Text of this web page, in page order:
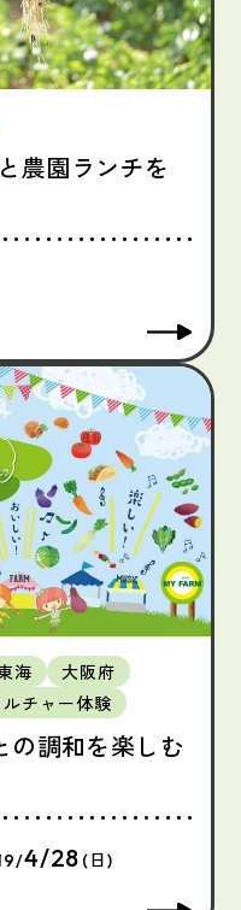
農園ランチを
海
大阪府
ルチャー体験
調和を楽しむ
4/28 (日)